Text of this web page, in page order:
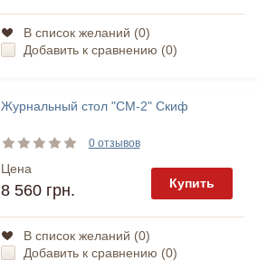
В список желаний (0)
Добавить к сравнению (0)
Журнальный стол "СМ-2" Скиф
0 отзывов
Цена
8 560 грн. Купить
В список желаний (0)
Добавить к сравнению (0)